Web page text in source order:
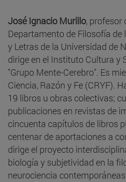
José Ignacio Murillo, profesor
Departamento de Filosofía de
y Letras de la Universidad de
dirige en el Instituto Cultura y
"Grupo Mente-Cerebro". Es
Ciencia, Razón y Fe (CRYF).
19 libros u obras colectivas;
publicaciones en revistas de
cincuenta capítulos de libros
centenar de aportaciones a
dirige el proyecto
biología y subjetividad en la
neurociencia